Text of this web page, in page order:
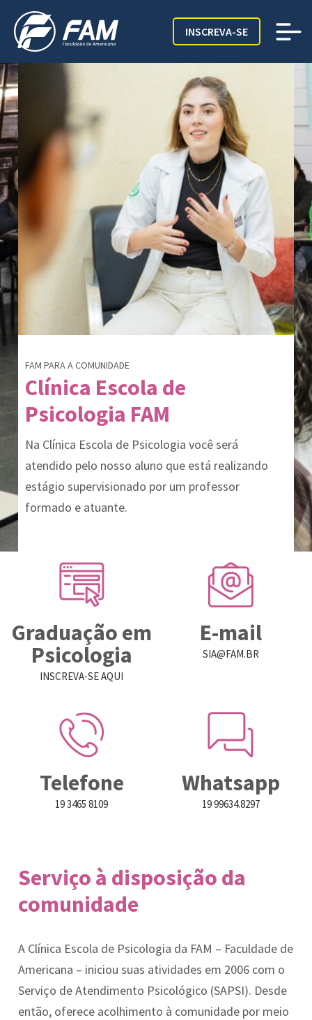
INSCREVA-SE
FAM PARA A COMUNIDADE
Clínica Escola de
Psicologia FAM
Na Clínica Escola de Psicologia você será
atendido pelo nosso aluno que está realizando
estágio supervisionado por um professor
formado e atuante.
Graduação em
Psicologia
INSCREVA-SE AQUI
E-mail
SIA@FAM.BR
Telefone
19 3465 8109
Whatsapp
19 99634.8297
Serviço à disposição da
comunidade
A Clínica Escola de Psicologia da FAM – Faculdade de
Americana – iniciou suas atividades em 2006 com o
Serviço de Atendimento Psicológico (SAPSI). Desde
então, oferece acolhimento à comunidade por meio